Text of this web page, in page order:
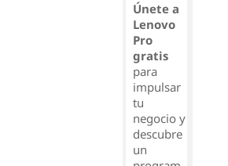
Únete a
Lenovo
Pro
gratis
para
impulsar
tu
negocio y
descubre
un